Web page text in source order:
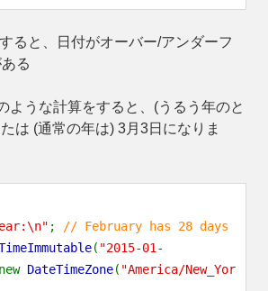
ると、日付がオーバー/アンダーフ
る
ような計算をすると、(うるう年のと
は (通常の年は) 3月3日になりま
;
// February has 28 days
( "2015-01-
DateTimeZone( "America/New_Yor